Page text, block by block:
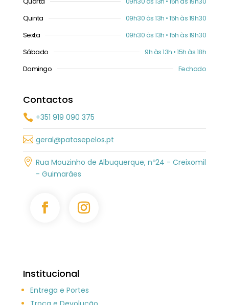
Quinta
09h30 às 13h • 15h às 19h30
Sexta
09h30 às 13h • 15h às 19h30
Sábado
9h às 13h • 15h às 18h
Domingo
Fechado
Contactos
 +351 919 090 375
 geral@patasepelos.pt
 Rua Mouzinho de Albuquerque, nº24 - Creixomil
- Guimarães
Institucional
Entrega e Portes